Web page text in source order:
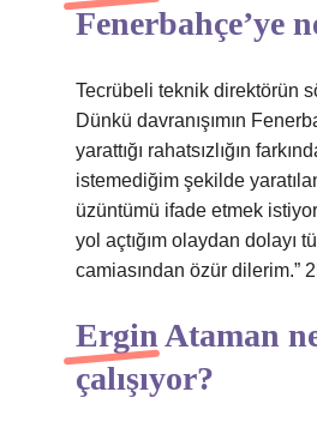
Fenerbahçe’ye
Tecrübeli teknik direktörün
Dünkü davranışımın
yarattığı rahatsızlığın
istemediğim şekilde
üzüntümü ifade etmek
yol açtığım olaydan dolayı
camiasından özür dilerim.”
Ergin Ataman
çalışıyor?